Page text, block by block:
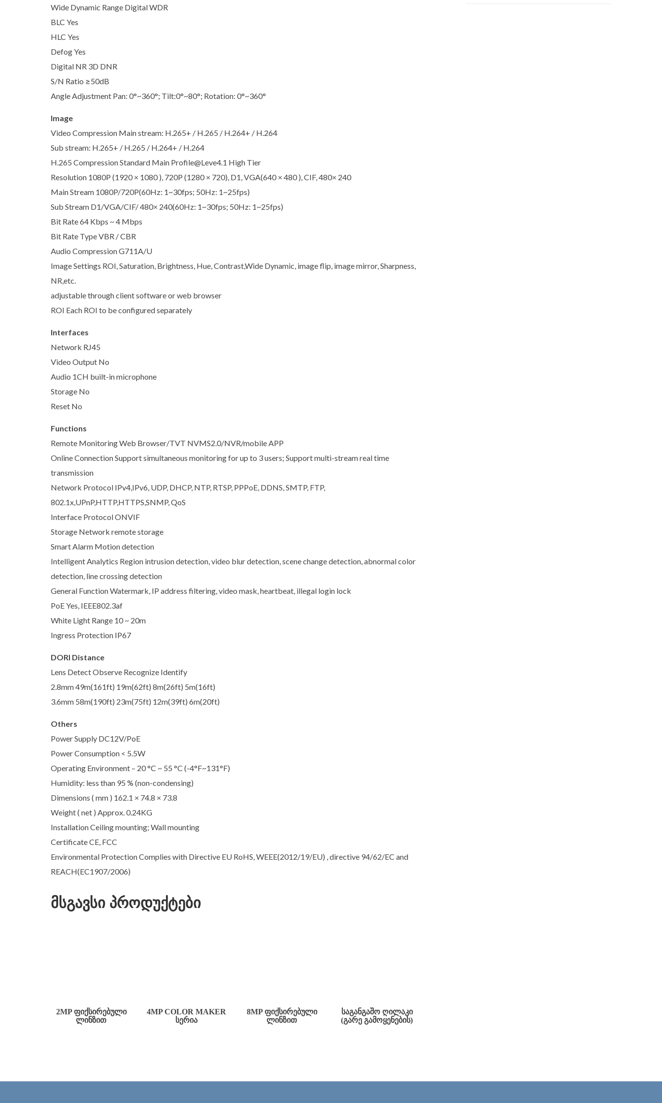
Wide Dynamic Range Digital WDR
BLC Yes
HLC Yes
Defog Yes
Digital NR 3D DNR
S/N Ratio ≥50dB
Angle Adjustment Pan: 0°~360°; Tilt:0°~80°; Rotation: 0°~360°
Image
Video Compression Main stream: H.265+ / H.265 / H.264+ / H.264
Sub stream: H.265+ / H.265 / H.264+ / H.264
H.265 Compression Standard Main Profile@Leve4.1 High Tier
Resolution 1080P (1920 × 1080 ), 720P (1280 × 720), D1, VGA(640 × 480 ), CIF, 480× 240
Main Stream 1080P/720P(60Hz: 1~30fps; 50Hz: 1~25fps)
Sub Stream D1/VGA/CIF/ 480× 240(60Hz: 1~30fps; 50Hz: 1~25fps)
Bit Rate 64 Kbps ~ 4 Mbps
Bit Rate Type VBR / CBR
Audio Compression G711A/U
Image Settings ROI, Saturation, Brightness, Hue, Contrast,Wide Dynamic, image flip, image mirror, Sharpness,
NR,etc.
adjustable through client software or web browser
ROI Each ROI to be configured separately
Interfaces
Network RJ45
Video Output No
Audio 1CH built-in microphone
Storage No
Reset No
Functions
Remote Monitoring Web Browser/TVT NVMS2.0/NVR/mobile APP
Online Connection Support simultaneous monitoring for up to 3 users; Support multi-stream real time
transmission
Network Protocol IPv4,IPv6, UDP, DHCP, NTP, RTSP, PPPoE, DDNS, SMTP, FTP,
802.1x,UPnP,HTTP,HTTPS,SNMP, QoS
Interface Protocol ONVIF
Storage Network remote storage
Smart Alarm Motion detection
Intelligent Analytics Region intrusion detection, video blur detection, scene change detection, abnormal color
detection, line crossing detection
General Function Watermark, IP address filtering, video mask, heartbeat, illegal login lock
PoE Yes, IEEE802.3af
White Light Range 10 ~ 20m
Ingress Protection IP67
DORI Distance
Lens Detect Observe Recognize Identify
2.8mm 49m(161ft) 19m(62ft) 8m(26ft) 5m(16ft)
3.6mm 58m(190ft) 23m(75ft) 12m(39ft) 6m(20ft)
Others
Power Supply DC12V/PoE
Power Consumption < 5.5W
Operating Environment – 20 °C ~ 55 °C (-4°F~131°F)
Humidity: less than 95 % (non-condensing)
Dimensions ( mm ) 162.1 × 74.8 × 73.8
Weight ( net ) Approx. 0.24KG
Installation Ceiling mounting; Wall mounting
Certificate CE, FCC
Environmental Protection Complies with Directive EU RoHS, WEEE(2012/19/EU) , directive 94/62/EC and
REACH(EC1907/2006)
მსგავსი პროდუქტები
2MP ᲤᲘᲥᲡᲘᲠᲔᲑᲣᲚᲘ
ᲚᲘᲜᲖᲘᲗ
4MP COLOR MAKER
ᲡᲔᲠᲘᲐ
8MP ᲤᲘᲥᲡᲘᲠᲔᲑᲣᲚᲘ
ᲚᲘᲜᲖᲘᲗ
ᲡᲐᲒᲐᲜᲒᲐᲨᲝ ᲦᲘᲚᲐᲙᲘ
(ᲒᲐᲠᲔ ᲒᲐᲛᲝᲧᲔᲜᲔᲑᲘᲡ)